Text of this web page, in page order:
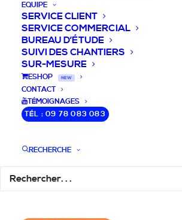
EQUIPE
SERVICE CLIENT
SERVICE COMMERCIAL
BUREAU D’ÉTUDE
SUIVI DES CHANTIERS
SUR-MESURE
ESHOP NEW
CONTACT
TÉMOIGNAGES
TÉL : 09 78 083 083
RECHERCHE
DEVIS / CONSEILS /
QUESTIONS
votre projet de blanchisserie